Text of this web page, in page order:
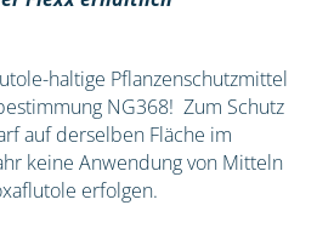
haltige Pflanzenschutzmittel
NG368! Zum Schutz
auf derselben Fläche im
keine Anwendung von Mitteln
erfolgen.